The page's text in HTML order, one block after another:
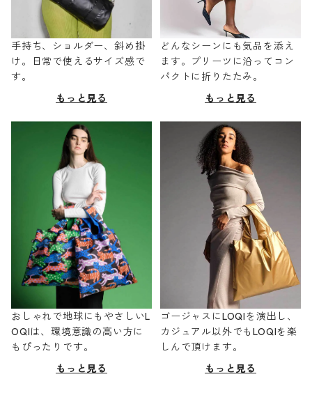
手持ち、ショルダー、斜め掛
け。日常で使えるサイズ感で
す。
もっと見る
どんなシーンにも気品を添え
ます。プリーツに沿ってコン
パクトに折りたたみ。
もっと見る
おしゃれで地球にもやさしいL
OQIは、環境意識の高い方に
もぴったりです。
もっと見る
ゴージャスにLOQIを演出し、
カジュアル以外でもLOQIを楽
しんで頂けます。
もっと見る